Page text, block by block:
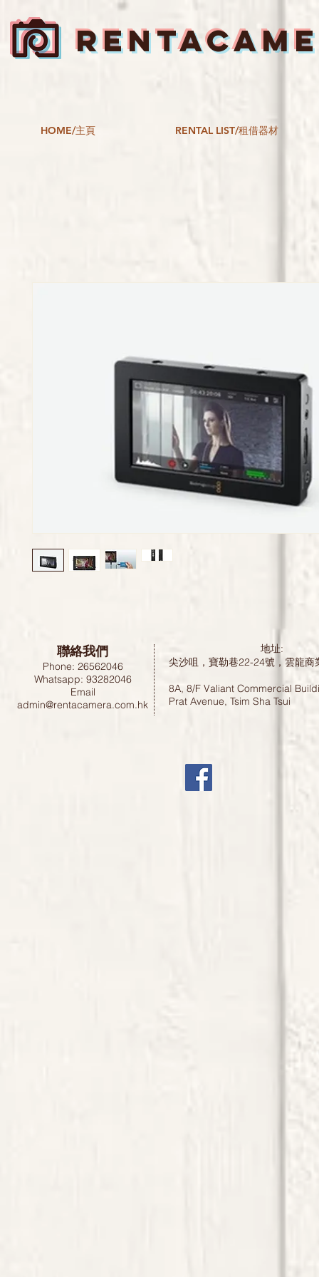
HOME/主頁 RENTAL LIST/租借器材
聯絡我們
Phone: 26562046
Whatsapp: 93282046
Email
admin@rentacamera.com.hk
地址:
尖沙咀，寶勒巷22-24號，雲龍
8A, 8/F Valiant Commercial
Prat Avenue, Tsim Sha Tsui